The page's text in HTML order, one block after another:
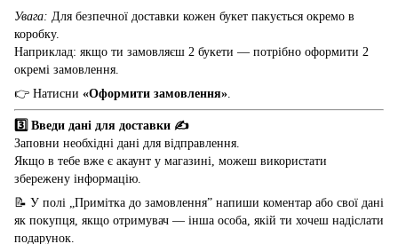
Увага: Для безпечної доставки кожен букет пакується окремо в
коробку.
Наприклад: якщо ти замовляєш 2 букети — потрібно оформити 2
окремі замовлення.
👉 Натисни «Оформити замовлення»
3️⃣ Введи дані для доставки ✍️
Заповни необхідні дані для відправлення.
Якщо в тебе вже є акаунт у магазині, можеш використати
збережену інформацію.
📝 У полі „Примітка до замовлення” напиши коментар або свої дані
як покупця, якщо отримувач — інша особа, якій ти хочеш надіслати
подарунок.